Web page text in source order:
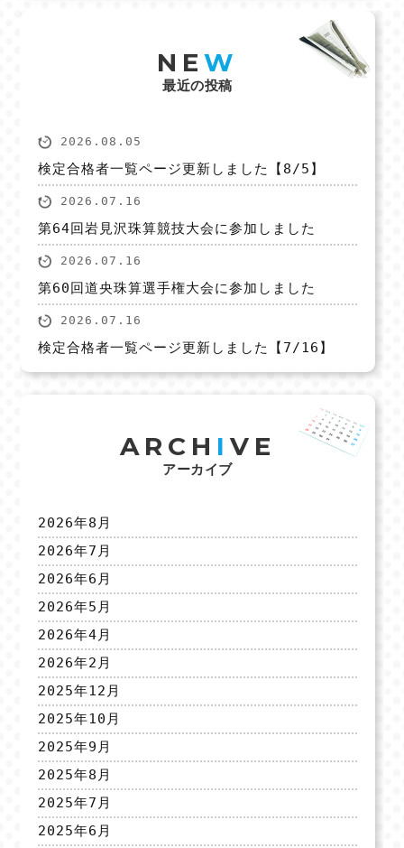
NE W
最近の投稿
2026.08.05
検定合格者一覧ページ更新しました【8/5】
2026.07.16
第64回岩見沢珠算競技大会に参加しました
2026.07.16
第60回道央珠算選手権大会に参加しました
2026.07.16
検定合格者一覧ページ更新しました【7/16】
ARCH I VE
アーカイブ
2026年8月
2026年7月
2026年6月
2026年5月
2026年4月
2026年2月
2025年12月
2025年10月
2025年9月
2025年8月
2025年7月
2025年6月